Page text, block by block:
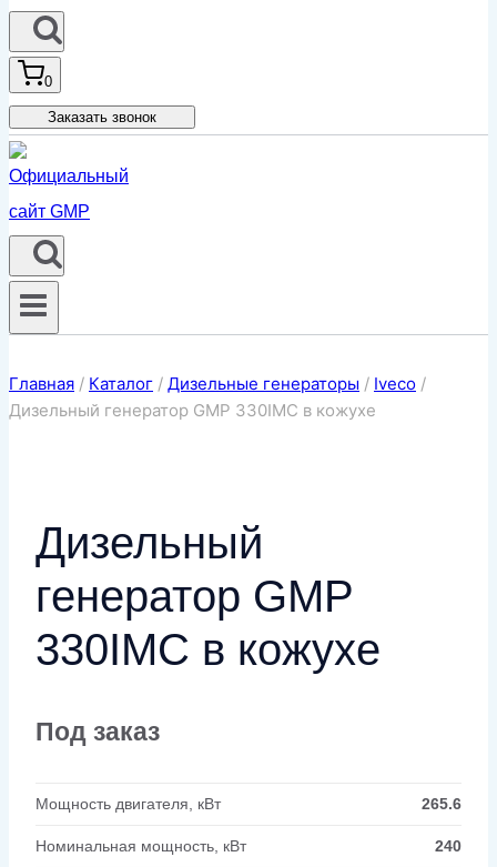
0
Заказать звонок
Главная / Каталог / Дизельные генераторы / Iveco /
Дизельный генератор GMP 330IMC в кожухе
Дизельный
генератор GMP
330IMC в кожухе
Под заказ
Мощность двигателя, кВт 265.6
Номинальная мощность, кВт 240